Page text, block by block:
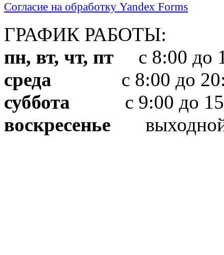
Согласие на обработку Yandex Forms
ГРАФИК РАБОТЫ:
пн, вт, чт, пт с 8:00 до
среда с 8:00 до
суббота с 9:00 до
воскресенье